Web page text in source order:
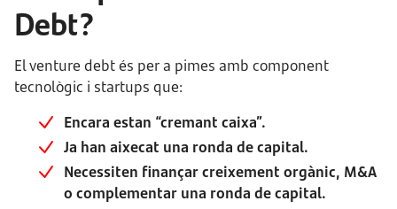
Debt?
El venture debt és per a pimes amb component
tecnològic i startups que:
Encara estan “cremant caixa”.
Ja han aixecat una ronda de capital.
Necessiten finançar creixement orgànic, M&A
o complementar una ronda de capital.